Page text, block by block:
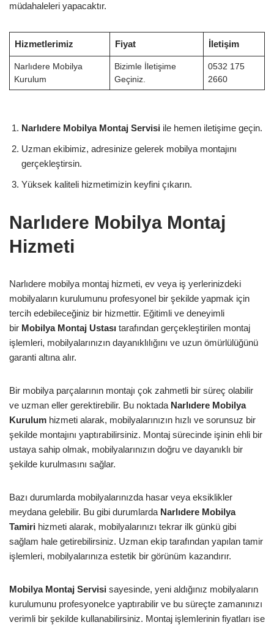
müdahaleleri yapacaktır.
Hizmetlerimiz Fiyat İletişim
Narlıdere Mobilya
Kurulum
Bizimle İletişime
Geçiniz.
0532 175
2660
Narlıdere Mobilya Montaj Servisi ile hemen iletişime geçin.
Uzman ekibimiz, adresinize gelerek mobilya montajını
gerçekleştirsin.
Yüksek kaliteli hizmetimizin keyfini çıkarın.
Narlıdere Mobilya Montaj
Hizmeti
Narlıdere mobilya montaj hizmeti, ev veya iş yerlerinizdeki
mobilyaların kurulumunu profesyonel bir şekilde yapmak için
tercih edebileceğiniz bir hizmettir. Eğitimli ve deneyimli
bir Mobilya Montaj Ustası tarafından gerçekleştirilen montaj
işlemleri, mobilyalarınızın dayanıklılığını ve uzun ömürlülüğünü
garanti altına alır.
Bir mobilya parçalarının montajı çok zahmetli bir süreç olabilir
ve uzman eller gerektirebilir. Bu noktada Narlıdere Mobilya
Kurulum hizmeti alarak, mobilyalarınızın hızlı ve sorunsuz bir
şekilde montajını yaptırabilirsiniz. Montaj sürecinde işinin ehli bir
ustaya sahip olmak, mobilyalarınızın doğru ve dayanıklı bir
şekilde kurulmasını sağlar.
Bazı durumlarda mobilyalarınızda hasar veya eksiklikler
meydana gelebilir. Bu gibi durumlarda Narlıdere Mobilya
Tamiri hizmeti alarak, mobilyalarınızı tekrar ilk günkü gibi
sağlam hale getirebilirsiniz. Uzman ekip tarafından yapılan tamir
işlemleri, mobilyalarınıza estetik bir görünüm kazandırır.
Mobilya Montaj Servisi sayesinde, yeni aldığınız mobilyaların
kurulumunu profesyonelce yaptırabilir ve bu süreçte zamanınızı
verimli bir şekilde kullanabilirsiniz. Montaj işlemlerinin fiyatları ise